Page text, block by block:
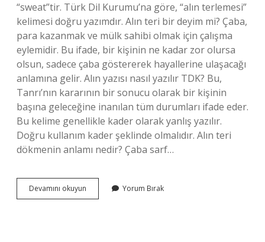
“sweat”tir. Türk Dil Kurumu’na göre, “alın terlemesi”
kelimesi doğru yazımdır. Alın teri bir deyim mi? Çaba,
para kazanmak ve mülk sahibi olmak için çalışma
eylemidir. Bu ifade, bir kişinin ne kadar zor olursa
olsun, sadece çaba göstererek hayallerine ulaşacağı
anlamına gelir. Alın yazısı nasıl yazılır TDK? Bu,
Tanrı’nın kararının bir sonucu olarak bir kişinin
başına geleceğine inanılan tüm durumları ifade eder.
Bu kelime genellikle kader olarak yanlış yazılır.
Doğru kullanım kader şeklinde olmalıdır. Alın teri
dökmenin anlamı nedir? Çaba sarf…
Devamını okuyun
Teri
Yorum Bırak